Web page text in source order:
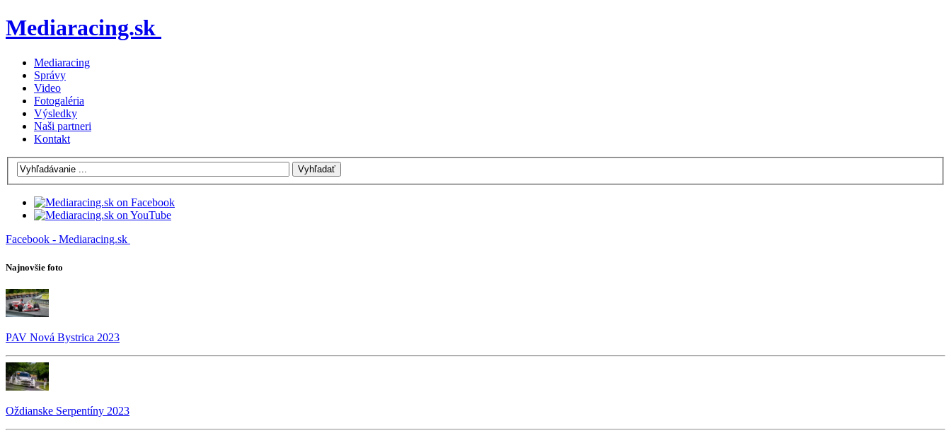
Mediaracing.sk
Mediaracing
Správy
Video
Fotogaléria
Výsledky
Naši partneri
Kontakt
Facebook - Mediaracing.sk
Najnovšie foto
PAV Nová Bystrica 2023
Oždianske Serpentíny 2023